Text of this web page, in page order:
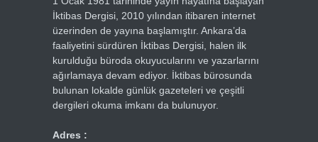
İktibas Dergisi, 2010 yılından itibaren internet
üzerinden de yayına başlamıştır. Ankara’da
faaliyetini sürdüren İktibas Dergisi, halen ilk
kurulduğu büroda okuyucularını ve yazarlarını
ağırlamaya devam ediyor. İktibas bürosunda
bulunan lokalde günlük gazeteleri ve çeşitli
dergileri okuma imkanı da bulunuyor.
Adres :